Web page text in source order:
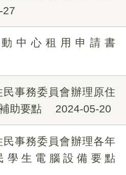
27
中心租用申請書
事務委員會辦理原住
助要點
2024-05-20
事務委員會辦理各年
學生電腦設備要點